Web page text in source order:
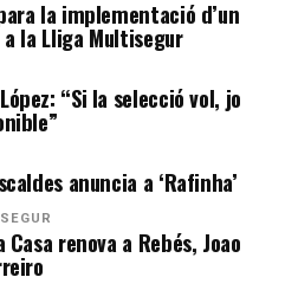
la implementació d’un
a la Lliga Multisegur
“Si la selecció vol, jo
anuncia a ‘Rafinha’
Casa renova a Rebés, Joao